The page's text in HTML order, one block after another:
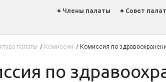
Члены палаты Совет
палаты / Комиссии / Комиссия по
по